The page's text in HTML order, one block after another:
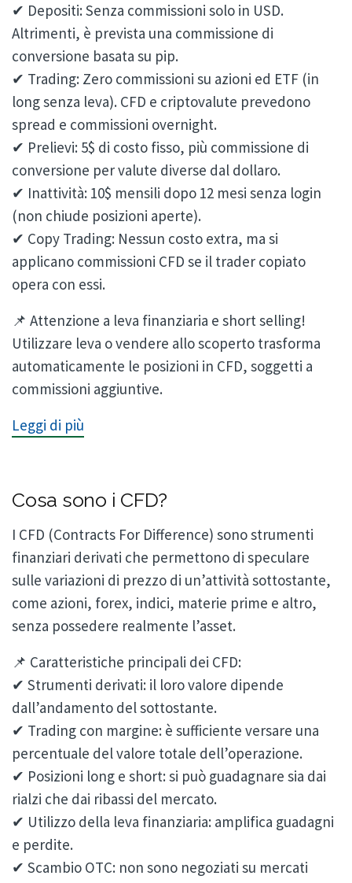
✔ Depositi: Senza commissioni solo in USD.
Altrimenti, è prevista una commissione di
conversione basata su pip.
✔ Trading: Zero commissioni su azioni ed ETF (in
long senza leva). CFD e criptovalute prevedono
spread e commissioni overnight.
✔ Prelievi: 5$ di costo fisso, più commissione di
conversione per valute diverse dal dollaro.
✔ Inattività: 10$ mensili dopo 12 mesi senza login
(non chiude posizioni aperte).
✔ Copy Trading: Nessun costo extra, ma si
applicano commissioni CFD se il trader copiato
opera con essi.
📌 Attenzione a leva finanziaria e short selling!
Utilizzare leva o vendere allo scoperto trasforma
automaticamente le posizioni in CFD, soggetti a
commissioni aggiuntive.
Leggi di più
Cosa sono i CFD?
I CFD (Contracts For Difference) sono strumenti
finanziari derivati che permettono di speculare
sulle variazioni di prezzo di un’attività sottostante,
come azioni, forex, indici, materie prime e altro,
senza possedere realmente l’asset.
📌 Caratteristiche principali dei CFD:
✔ Strumenti derivati: il loro valore dipende
dall’andamento del sottostante.
✔ Trading con margine: è sufficiente versare una
percentuale del valore totale dell’operazione.
✔ Posizioni long e short: si può guadagnare sia dai
rialzi che dai ribassi del mercato.
✔ Utilizzo della leva finanziaria: amplifica guadagni
e perdite.
✔ Scambio OTC: non sono negoziati su mercati